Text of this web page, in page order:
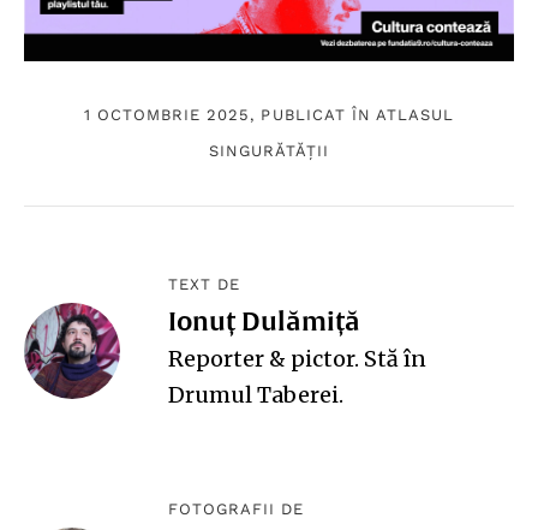
1 OCTOMBRIE 2025, PUBLICAT ÎN ATLASUL
SINGURĂTĂȚII
TEXT DE
Ionuț Dulămiță
Reporter & pictor. Stă în
Drumul Taberei.
FOTOGRAFII DE